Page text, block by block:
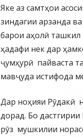
Яке аз самтҳои
зиндагии арзанда
барои аҳолӣ ташкил
ҳадафи нек дар
ҷумҳурӣ пайваста
мавҷуда истифода
Дар ноҳияи Рӯдакӣ
дорад. Бо
рӯз мушкилии